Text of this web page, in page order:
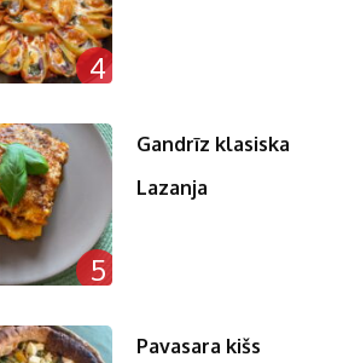
4
5
Gandrīz klasiska
Lazanja
Pavasara kišs